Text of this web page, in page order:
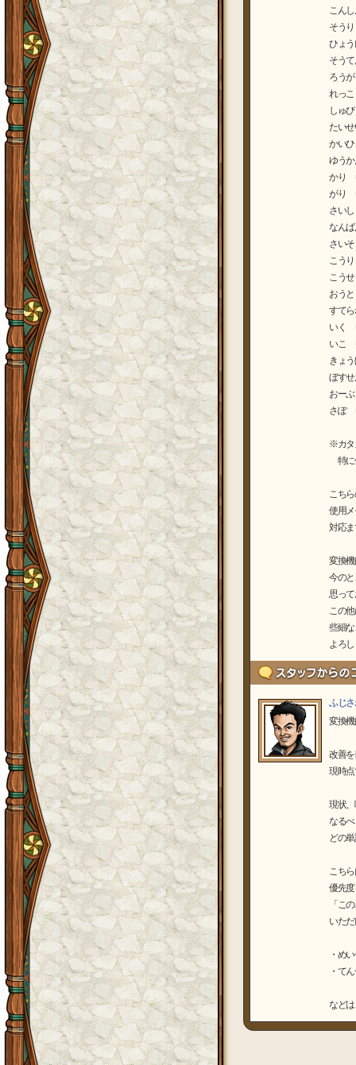
こん
そう
ひょ
そう
ろう
れっ
しゅ
たい
かい
ゆう
かり
がり
さい
なん
さい
こう
こう
おう
すて
いく
いこ
きょ
ぼす
おー
さぽ
※カタ
特に
こち
使用
対応
変換
今の
思っ
この
些細
よろし
ふじ
変換機
改善
現時
現状
なる
どの
こち
優先
「こ
いた
・め
・て
など